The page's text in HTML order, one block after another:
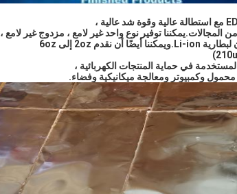
المجالات.يمكننا توفير نوع واحد غير لامع ، مزدوج غير لامع ،
وكمبيوتر ومعالجة ميكانيكية وفضاء.